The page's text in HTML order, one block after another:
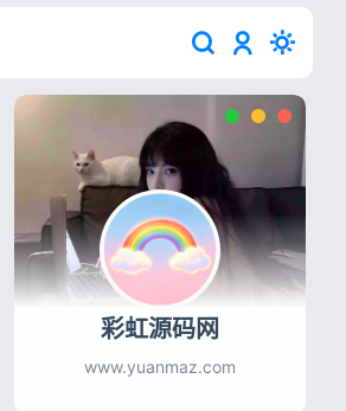
彩虹源码网
www.yuanmaz.com